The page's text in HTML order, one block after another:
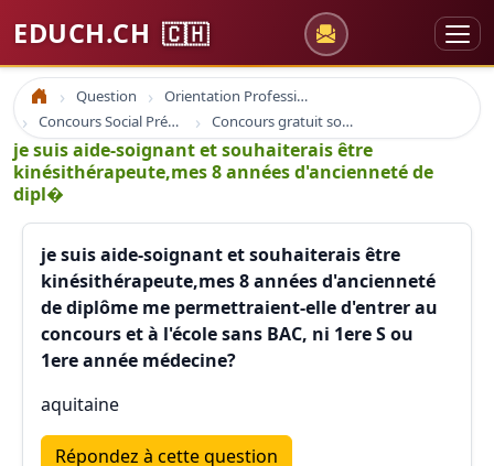
EDUCH.CH 🇨🇭
Accueil Question
Orientation Professionnelle
Concours Social Prépa Formation
Concours gratuit sociaux et santé
je suis aide-soignant et souhaiterais être
kinésithérapeute,mes 8 années d'ancienneté de
dipl�
je suis aide-soignant et souhaiterais être
kinésithérapeute,mes 8 années d'ancienneté
de diplôme me permettraient-elle d'entrer au
concours et à l'école sans BAC, ni 1ere S ou
1ere année médecine?
aquitaine
Répondez à cette question